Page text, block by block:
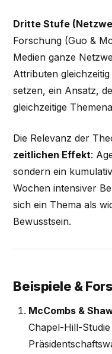
Dritte Stufe
Forschung (Guo &
Medien ganze
Attributen
setzen, ein Ansatz,
gleichzeitige
Die Relevanz der
zeitlichen Effekt:
sondern ein
Wochen intensiver
sich ein Thema als
Bewusstsein.
Beispiele &
McCombs &
Chapel-Hill-